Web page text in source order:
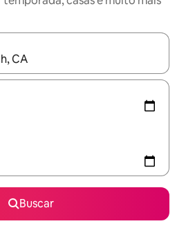
estiverem disponíveis, explore-os
Buscar